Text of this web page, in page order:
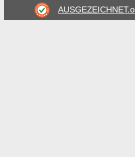
AUSGEZEICHNET